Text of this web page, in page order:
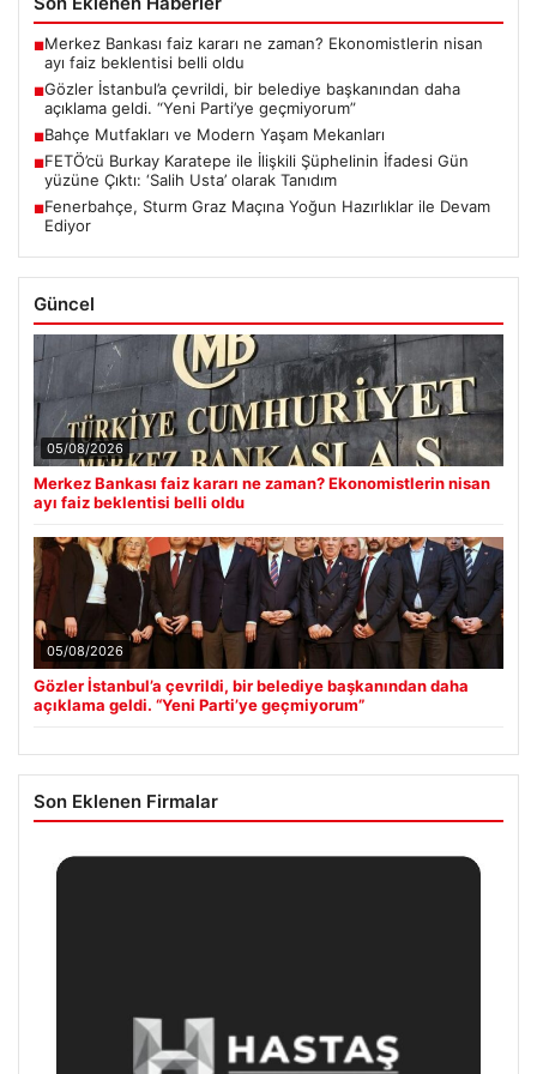
■Merkez Bankası faiz kararı ne zaman? Ekonomistlerin nisan
ayı faiz beklentisi belli oldu
■Gözler İstanbul’a çevrildi, bir belediye başkanından daha
açıklama geldi. “Yeni Parti’ye geçmiyorum”
■Bahçe Mutfakları ve Modern Yaşam Mekanları
■FETÖ’cü Burkay Karatepe ile İlişkili Şüphelinin İfadesi Gün
yüzüne Çıktı: ‘Salih Usta’ olarak Tanıdım
■Fenerbahçe, Sturm Graz Maçına Yoğun Hazırlıklar ile Devam
Ediyor
Güncel
05/08/2026
Merkez Bankası faiz kararı ne zaman? Ekonomistlerin nisan
ayı faiz beklentisi belli oldu
05/08/2026
Gözler İstanbul’a çevrildi, bir belediye başkanından daha
açıklama geldi. “Yeni Parti’ye geçmiyorum”
Son Eklenen Firmalar